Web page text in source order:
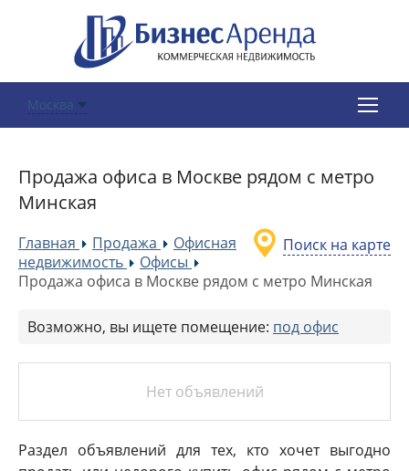
Москва
Продажа офиса в Москве рядом с метро
Минская
Поиск на карте
Главная »Продажа »Офисная
недвижимость
»Офисы
Продажа офиса в Москве рядом с метро Минская
Возможно, вы ищете помещение: под офис
Нет объявлений
Раздел объявлений для тех, кто хочет выгодно